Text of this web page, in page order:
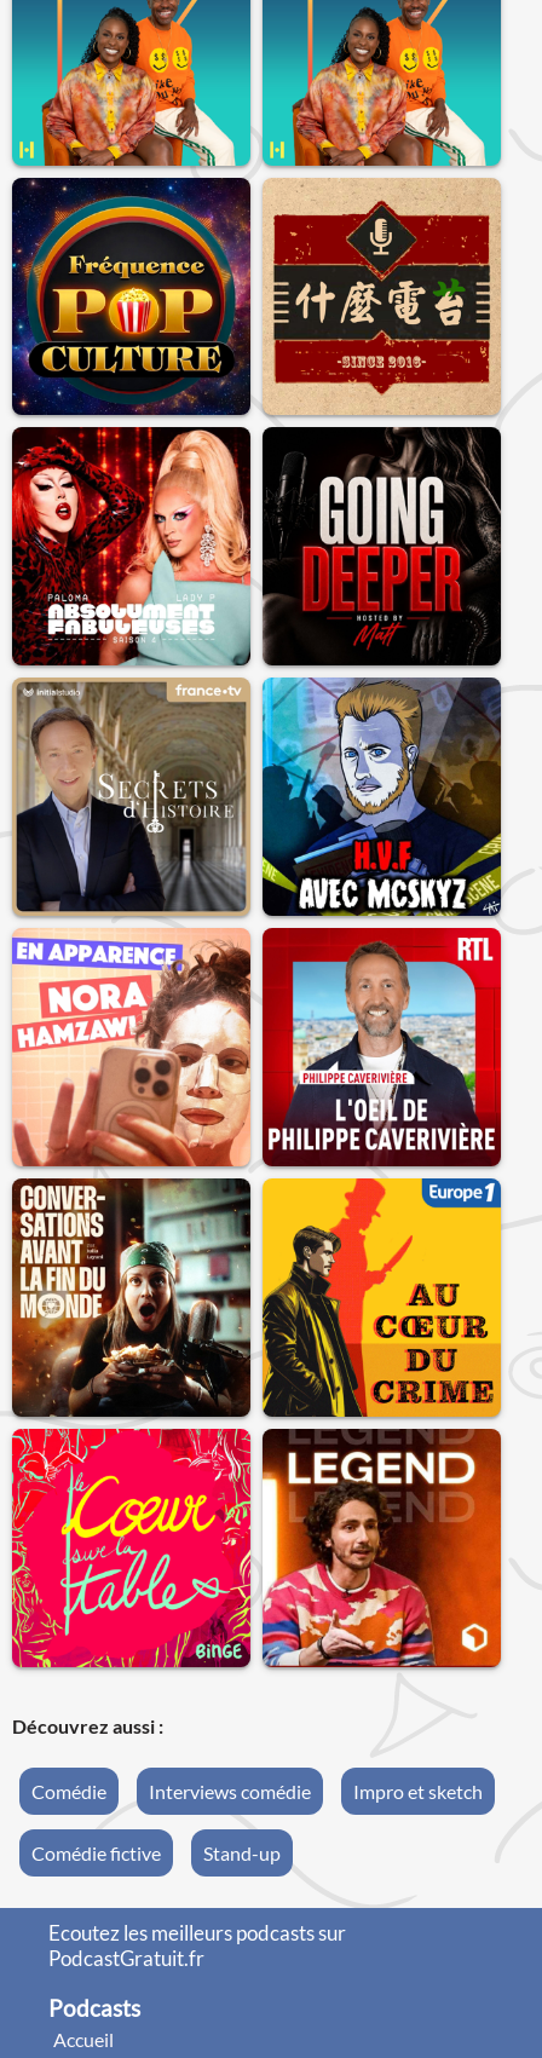
Découvrez aussi :
Comédie Interviews comédie Impro et sketch
Comédie fictive Stand-up
Ecoutez les meilleurs podcasts sur
PodcastGratuit.fr
Podcasts
Accueil